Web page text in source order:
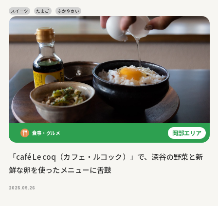
スイーツ たまご ふかやさい
食事・グルメ 岡部エリア
「café Le coq（カフェ・ルコック）」で、深谷の野菜と新
鮮な卵を使ったメニューに舌鼓
2025.09.26